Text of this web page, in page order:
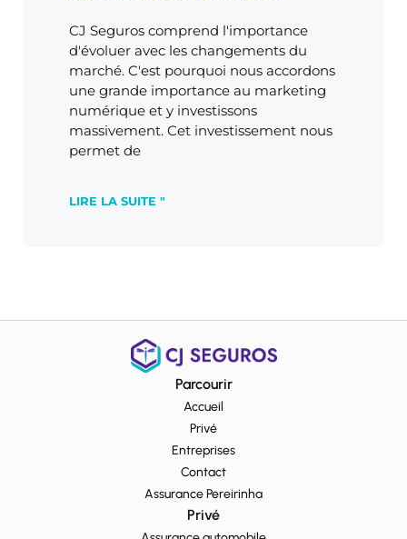
CJ Seguros comprend l'importance
d'évoluer avec les changements du
marché. C'est pourquoi nous accordons
une grande importance au marketing
numérique et y investissons
massivement. Cet investissement nous
permet de
LIRE LA SUITE "
Parcourir
Accueil
Privé
Entreprises
Contact
Assurance Pereirinha
Privé